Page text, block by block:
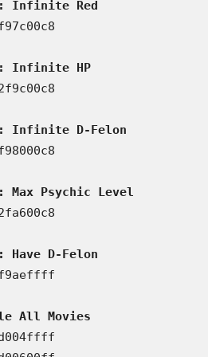
Infinite Red
Infinite HP
Infinite D-Felon
Max Psychic Level
Have D-Felon
All Movies